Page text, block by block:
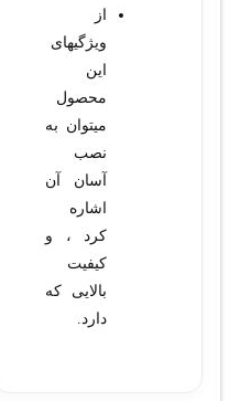
از
ویژگیهای
این
محصول
میتوان به
نصب
آسان آن
اشاره
کرد ، و
کیفیت
بالایی که
دارد.